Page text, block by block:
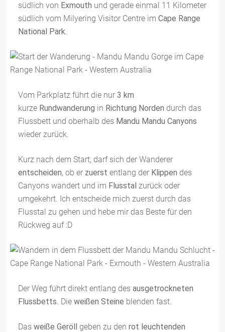
südlich von Exmouth und gerade einmal 11 Kilometer
südlich vom Milyering Visitor Centre im Cape Range
National Park.
Vom Parkplatz führt die nur 3 km
kurze Rundwanderung in Richtung Norden durch das
Flussbett und oberhalb des Mandu Mandu Canyons
wieder zurück.
Kurz nach dem Start, darf sich der Wanderer
entscheiden, ob er zuerst entlang der Klippen des
Canyons wandert und im Flusstal zurück oder
umgekehrt. Ich entscheide mich zuerst durch das
Flusstal zu gehen und hebe mir das Beste für den
Rückweg auf :D
Der Weg führt direkt entlang des ausgetrockneten
Flussbetts. Die weißen Steine blenden fast.
Das weiße Geröll geben zu den rot leuchtenden